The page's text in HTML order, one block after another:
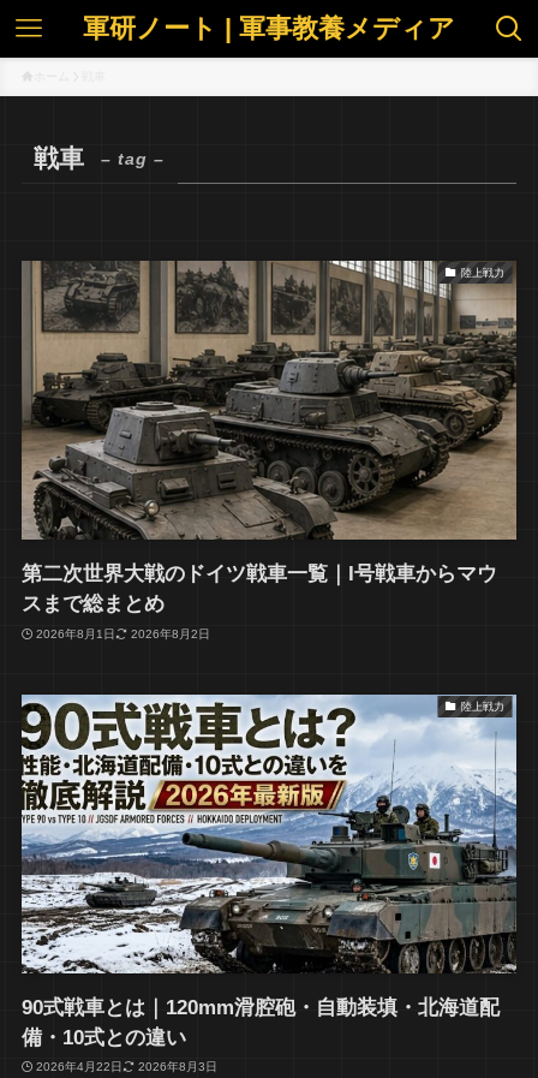
軍研ノート | 軍事教養メディア
戦車 – tag –
陸上戦力
第二次世界大戦のドイツ戦車一覧｜I号戦車からマウ
スまで総まとめ
2026年8月1日 2026年8月2日
陸上戦力
90式戦車とは｜120mm滑腔砲・自動装填・北海道配
備・10式との違い
2026年4月22日 2026年8月3日